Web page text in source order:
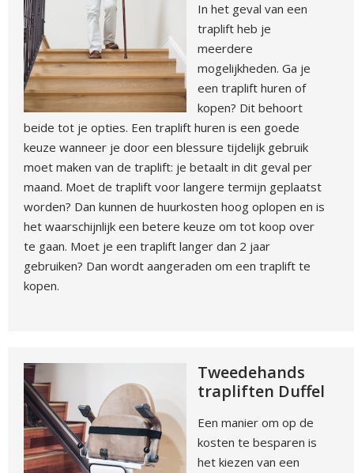
In het geval van een
traplift heb je
meerdere
mogelijkheden. Ga je
een traplift huren of
kopen? Dit behoort
beide tot je opties. Een traplift huren is een goede
keuze wanneer je door een blessure tijdelijk gebruik
moet maken van de traplift: je betaalt in dit geval per
maand. Moet de traplift voor langere termijn geplaatst
worden? Dan kunnen de huurkosten hoog oplopen en is
het waarschijnlijk een betere keuze om tot koop over
te gaan. Moet je een traplift langer dan 2 jaar
gebruiken? Dan wordt aangeraden om een traplift te
kopen.
Tweedehands
trapliften Duffel
Een manier om op de
kosten te besparen is
het kiezen van een